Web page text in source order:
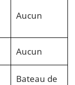
Aucun
Aucun
Bateau de